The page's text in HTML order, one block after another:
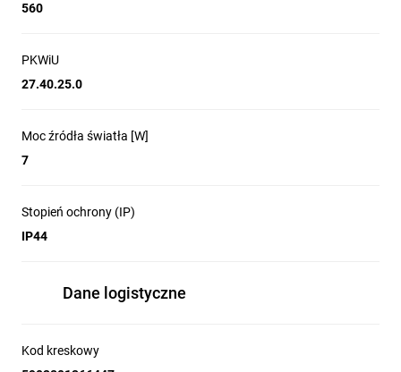
560
PKWiU
27.40.25.0
Moc źródła światła [W]
7
Stopień ochrony (IP)
IP44
Dane logistyczne
Kod kreskowy